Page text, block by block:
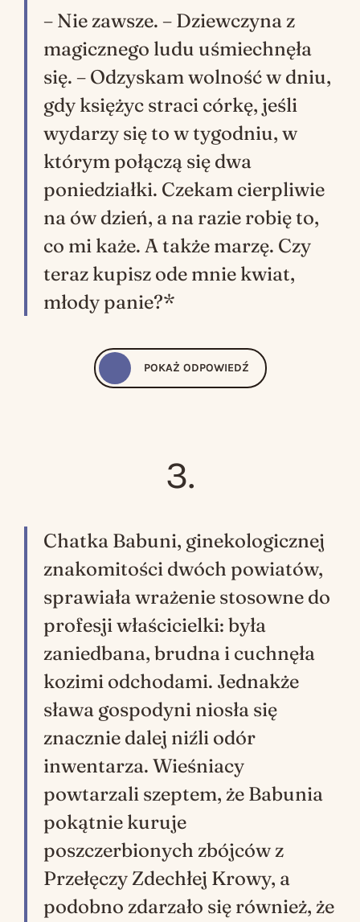
– Nie zawsze. – Dziewczyna z
magicznego ludu uśmiechnęła
się. – Odzyskam wolność w dniu,
gdy księżyc straci córkę, jeśli
wydarzy się to w tygodniu, w
którym połączą się dwa
poniedziałki. Czekam cierpliwie
na ów dzień, a na razie robię to,
co mi każe. A także marzę. Czy
teraz kupisz ode mnie kwiat,
młody panie?*
POKAŻ ODPOWIEDŹ
3.
Chatka Babuni, ginekologicznej
znakomitości dwóch powiatów,
sprawiała wrażenie stosowne do
profesji właścicielki: była
zaniedbana, brudna i cuchnęła
kozimi odchodami. Jednakże
sława gospodyni niosła się
znacznie dalej niźli odór
inwentarza. Wieśniacy
powtarzali szeptem, że Babunia
pokątnie kuruje
poszczerbionych zbójców z
Przełęczy Zdechłej Krowy, a
podobno zdarzało się również, że